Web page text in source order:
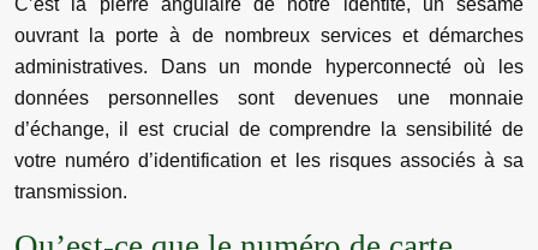
C’est la pierre angulaire de notre identité, un sésame
ouvrant la porte à de nombreux services et démarches
administratives. Dans un monde hyperconnecté où les
données personnelles sont devenues une monnaie
d’échange, il est crucial de comprendre la sensibilité de
votre numéro d’identification et les risques associés à sa
transmission.